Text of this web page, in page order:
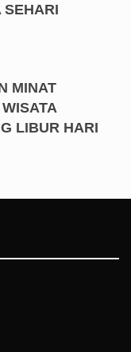
SEHARI
MINAT
LIBUR HARI